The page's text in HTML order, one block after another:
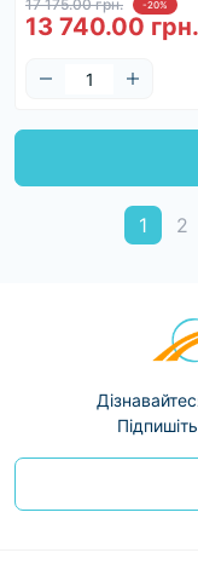
17 175.00 грн. -20%
13 740.00 грн.
1 2